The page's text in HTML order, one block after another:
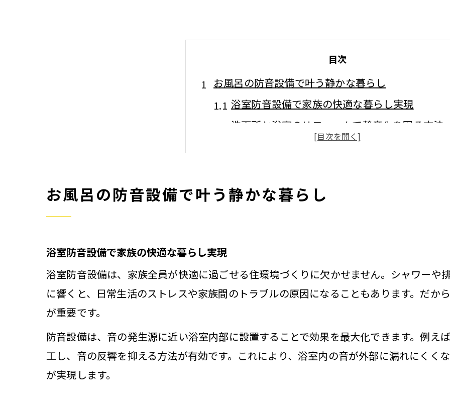
目次
お風呂の防音設備で叶う静かな暮らし
浴室防音設備で家族の快適な暮らし実現
洗面所と浴室のリフォームで静音化を図る方法
お風呂防音グッズの活用でリフォーム効果アップ
洗面所と浴室のリフォームで得られる騒音対策
お風呂の防音リフォームで暮らしが変わる理由
防音グッズ活用で洗面所と浴室の快適化を実現
マンションでも有効な浴室防音対策を解説
マンションで活躍する浴室防音設備の選び方
お風呂の防音設備で叶う静かな暮らし
浴室防音設備で家族の快適な暮らし実現
浴室防音設備は、家族全員が快適に過ごせる住環境づくりに欠かせません。シャワーや
に響くと、日常生活のストレスや家族間のトラブルの原因になることもあります。だか
が重要です。
防音設備は、音の発生源に近い浴室内部に設置することで効果を最大化できます。例え
工し、音の反響を抑える方法が有効です。これにより、浴室内の音が外部に漏れにくく
が実現します。